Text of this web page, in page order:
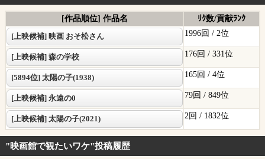
[作品順位] 作品名
ﾘｸ数/貢献ﾗﾝｸ
[上映候補] 映画 おそ松さん
1996回 / 2位
[上映候補] 森の学校 176回 / 331位
[5894位] 太陽の子(1938) 165回 / 4位
[上映候補] 永遠の0 79回 / 849位
[上映候補] 太陽の子(2021) 2回 / 1832位
"映画館で観たいワケ"投稿履歴